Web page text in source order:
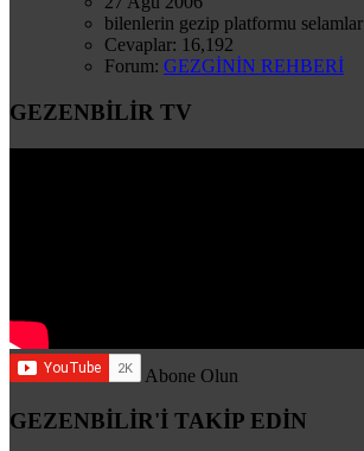
bilenlerin gezip platformu selamlar
Cevaplar: 16,192
Forum: GEZGİNİN REHBERİ
GEZENBİLİR TV
Abone Olun
GEZENBİLİR'İ TAKİP EDİN